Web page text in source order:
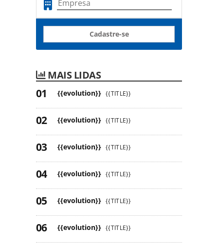
Cadastre-se
MAIS LIDAS
{{evolution}} {{TITLE}}
{{evolution}} {{TITLE}}
{{evolution}} {{TITLE}}
{{evolution}} {{TITLE}}
{{evolution}} {{TITLE}}
{{evolution}} {{TITLE}}